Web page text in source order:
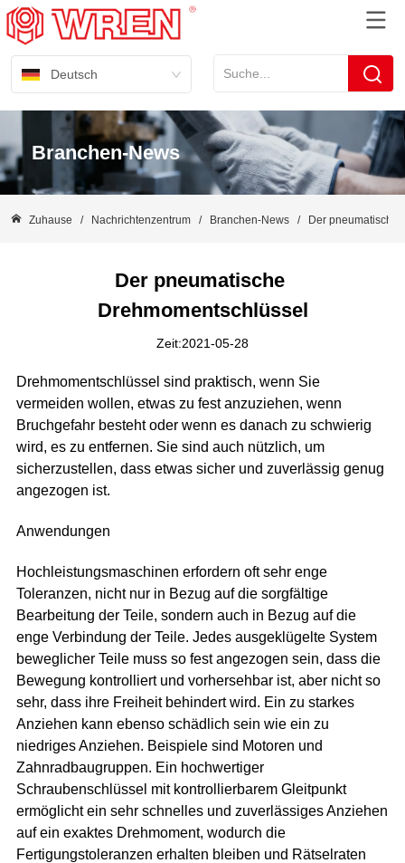
Deutsch
Branchen-News
Zuhause / Nachrichtenzentrum / Branchen-News / Der pneumatische
Der pneumatische
Drehmomentschlüssel
Zeit:2021-05-28
Drehmomentschlüssel sind praktisch, wenn Sie
vermeiden wollen, etwas zu fest anzuziehen, wenn
Bruchgefahr besteht oder wenn es danach zu schwierig
wird, es zu entfernen. Sie sind auch nützlich, um
sicherzustellen, dass etwas sicher und zuverlässig genug
angezogen ist.
Anwendungen
Hochleistungsmaschinen erfordern oft sehr enge
Toleranzen, nicht nur in Bezug auf die sorgfältige
Bearbeitung der Teile, sondern auch in Bezug auf die
enge Verbindung der Teile. Jedes ausgeklügelte System
beweglicher Teile muss so fest angezogen sein, dass die
Bewegung kontrolliert und vorhersehbar ist, aber nicht so
sehr, dass ihre Freiheit behindert wird. Ein zu starkes
Anziehen kann ebenso schädlich sein wie ein zu
niedriges Anziehen. Beispiele sind Motoren und
Zahnradbaugruppen. Ein hochwertiger
Schraubenschlüssel mit kontrollierbarem Gleitpunkt
ermöglicht ein sehr schnelles und zuverlässiges Anziehen
auf ein exaktes Drehmoment, wodurch die
Fertigungstoleranzen erhalten bleiben und Rätselraten